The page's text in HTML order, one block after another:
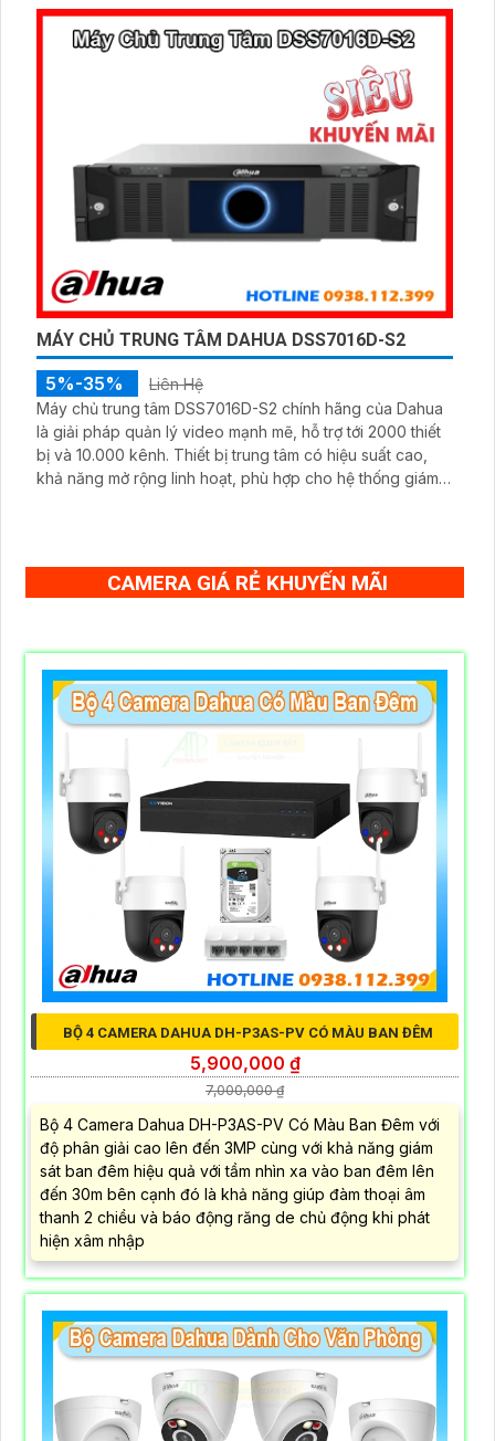
nâng cao, đáp ứng tốt nhu cầu giám sát chuyên nghiệp.
MÁY CHỦ TRUNG TÂM DAHUA DSS7016D-S2
5%-35%
Liên Hệ
Máy chủ trung tâm DSS7016D-S2 chính hãng của Dahua
là giải pháp quản lý video mạnh mẽ, hỗ trợ tới 2000 thiết
bị và 10.000 kênh. Thiết bị trung tâm có hiệu suất cao,
khả năng mở rộng linh hoạt, phù hợp cho hệ thống giám
CAMERA GIÁ RẺ KHUYẾN MÃI
BỘ 4 CAMERA DAHUA DH-P3AS-PV CÓ MÀU BAN ĐÊM
5,900,000 ₫
7,000,000 ₫
Bộ 4 Camera Dahua DH-P3AS-PV Có Màu Ban Đêm với
độ phân giải cao lên đến 3MP cùng với khả năng giám
sát ban đêm hiệu quả với tầm nhìn xa vào ban đêm lên
đến 30m bên cạnh đó là khả năng giúp đàm thoại âm
thanh 2 chiều và báo động răng de chủ động khi phát
hiện xâm nhập